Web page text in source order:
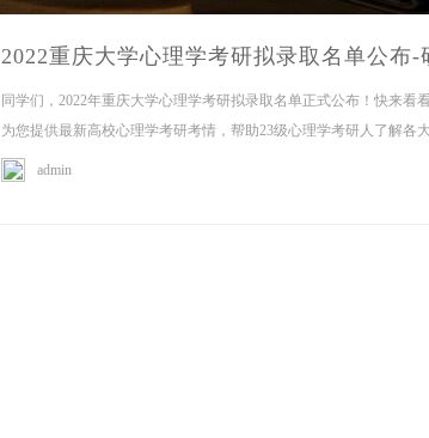
2022重庆大学心理学考研拟录取名单公布-
同学们，2022年重庆大学心理学考研拟录取名单正式公布！快来看
为您提供最新高校心理学考研考情，帮助23级心理学考研人了解
admin